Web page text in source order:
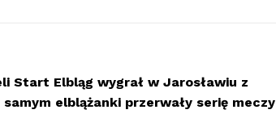
Start Elbląg wygrał w Jarosławiu z
elblążanki przerwały serię meczy